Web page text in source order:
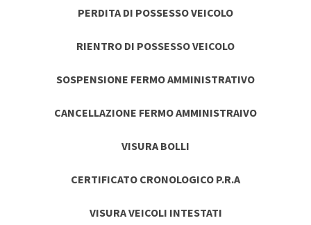
PERDITA DI POSSESSO VEICOLO
RIENTRO DI POSSESSO VEICOLO
SOSPENSIONE FERMO AMMINISTRATIVO
CANCELLAZIONE FERMO AMMINISTRAIVO
VISURA BOLLI
CERTIFICATO CRONOLOGICO P.R.A
VISURA VEICOLI INTESTATI